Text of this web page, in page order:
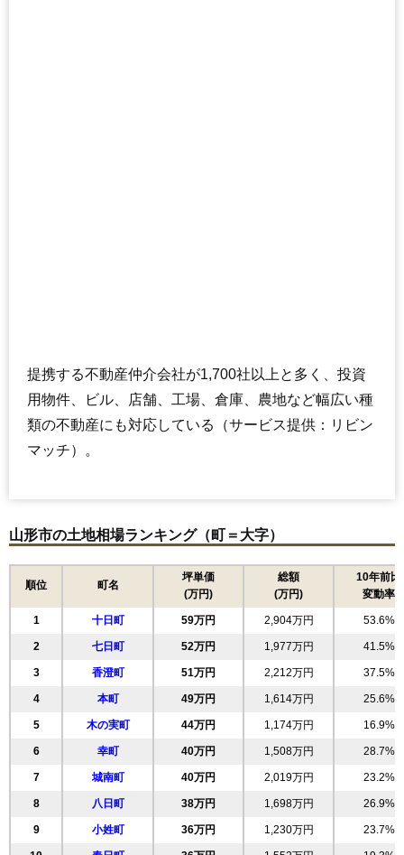
提携する不動産仲介会社が1,700社以上と多く、投資
用物件、ビル、店舗、工場、倉庫、農地など幅広い種
類の不動産にも対応している（サービス提供：リビン
マッチ）。
山形市の土地相場ランキング（町＝大字）
順位 町名
坪単価
(万円)
総額
(万円)
10年前比
変動率
1 十日町 59万円 2,904万円 53.6%
2 七日町 52万円 1,977万円 41.5%
3 香澄町 51万円 2,212万円 37.5%
4 本町 49万円 1,614万円 25.6%
5 木の実町 44万円 1,174万円 16.9%
6 幸町 40万円 1,508万円 28.7%
7 城南町 40万円 2,019万円 23.2%
8 八日町 38万円 1,698万円 26.9%
9 小姓町 36万円 1,230万円 23.7%